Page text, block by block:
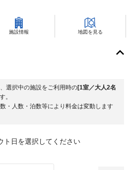
施設情報 地図を見る
選択中の施設をご利用時の[1室／大人2名
。
・人数・泊数等により料金は変動します
ト日を選択してください